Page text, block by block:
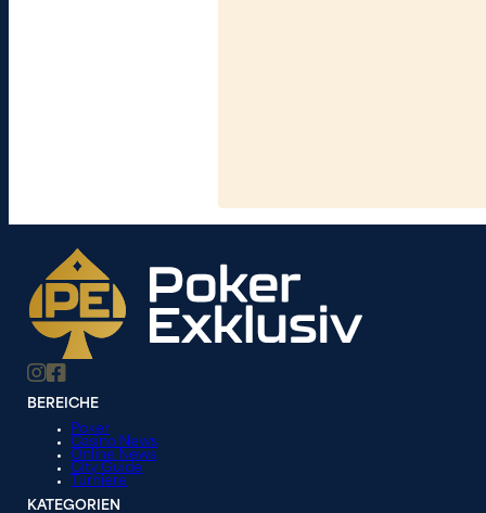
BEREICHE
Poker
Casino News
Online News
City Guide
Turniere
KATEGORIEN